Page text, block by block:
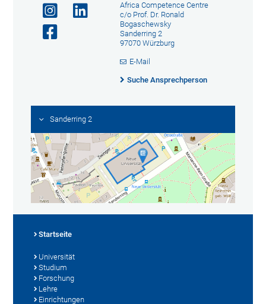
Africa Competence Centre
c/o Prof. Dr. Ronald
Bogaschewsky
Sanderring 2
97070 Würzburg
E-Mail
Suche Ansprechperson
Sanderring 2
Startseite
Universität
Studium
Forschung
Lehre
Einrichtungen